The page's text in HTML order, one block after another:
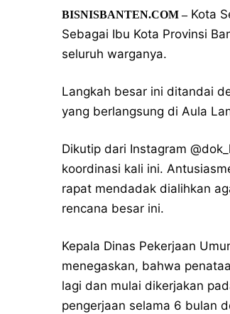
BISNISBANTEN.COM–Kota
Sebagai Ibu Kota Provinsi
seluruh warganya.
Langkah besar ini ditandai
yang berlangsung di Aula
Dikutip dari Instagram
koordinasi kali ini.
rapat mendadak dialihkan
rencana besar ini.
Kepala Dinas Pekerjaan
menegaskan, bahwa
lagi dan mulai dikerjakan
pengerjaan selama 6 bulan